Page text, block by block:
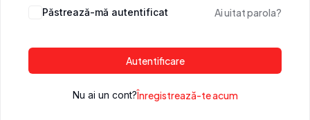
Păstrează-mă autentificat Ai uitat parola?
Autentificare
Nu ai un cont?Înregistrează-te acum